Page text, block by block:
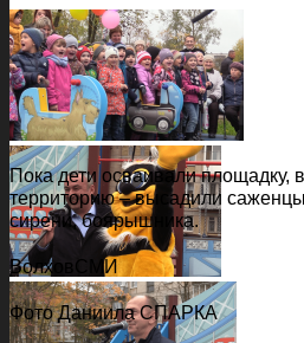
Пока дети осваивали площадку,
территорию – высадили
сирени, боярышника.
ВолховСМИ
Фото Даниила СПАРКА